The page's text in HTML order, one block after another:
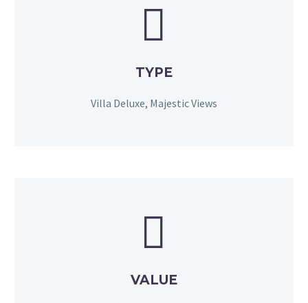


TYPE
Villa Deluxe, Majestic Views


VALUE